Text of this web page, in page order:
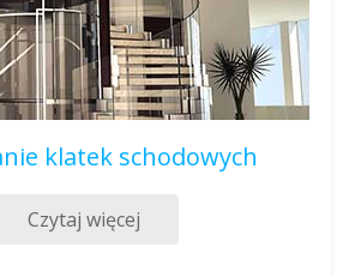
klatek schodowych
Czytaj więcej